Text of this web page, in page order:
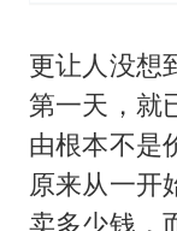
更让人没想
第一天，就
由根本不是
原来从一开
卖多少钱，